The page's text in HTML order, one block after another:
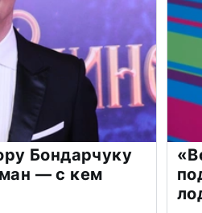
Бондарчуку
— с кем